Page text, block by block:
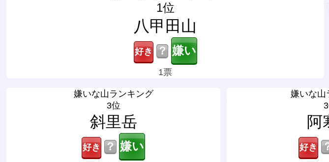
1位
八甲田山
？
1票
嫌いな山ランキング
3位
斜里岳
？
嫌いな山
阿